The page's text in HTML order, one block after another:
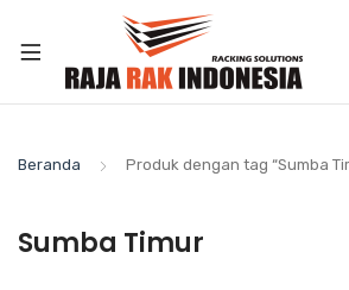
Beranda Produk dengan tag “Sumba
Sumba Timur